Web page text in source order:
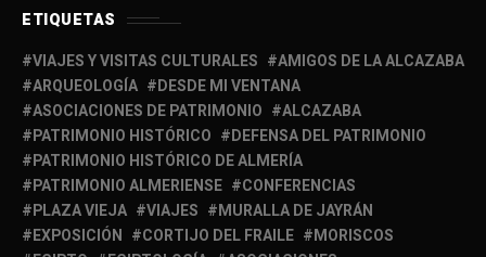
ETIQUETAS
VIAJES Y VISITAS CULTURALES
AMIGOS DE LA ALCAZABA
ARQUEOLOGÍA
DESDE MI VENTANA
ASOCIACIONES DE PATRIMONIO
ALCAZABA
PATRIMONIO HISTÓRICO
DEFENSA DEL PATRIMONIO
PATRIMONIO HISTÓRICO DE ALMERÍA
PATRIMONIO ALMERIENSE
CONFERENCIAS
PLAZA VIEJA
VIAJES
MURALLA DE JAYRÁN
EXPOSICIÓN
CORTIJO DEL FRAILE
MORISCOS